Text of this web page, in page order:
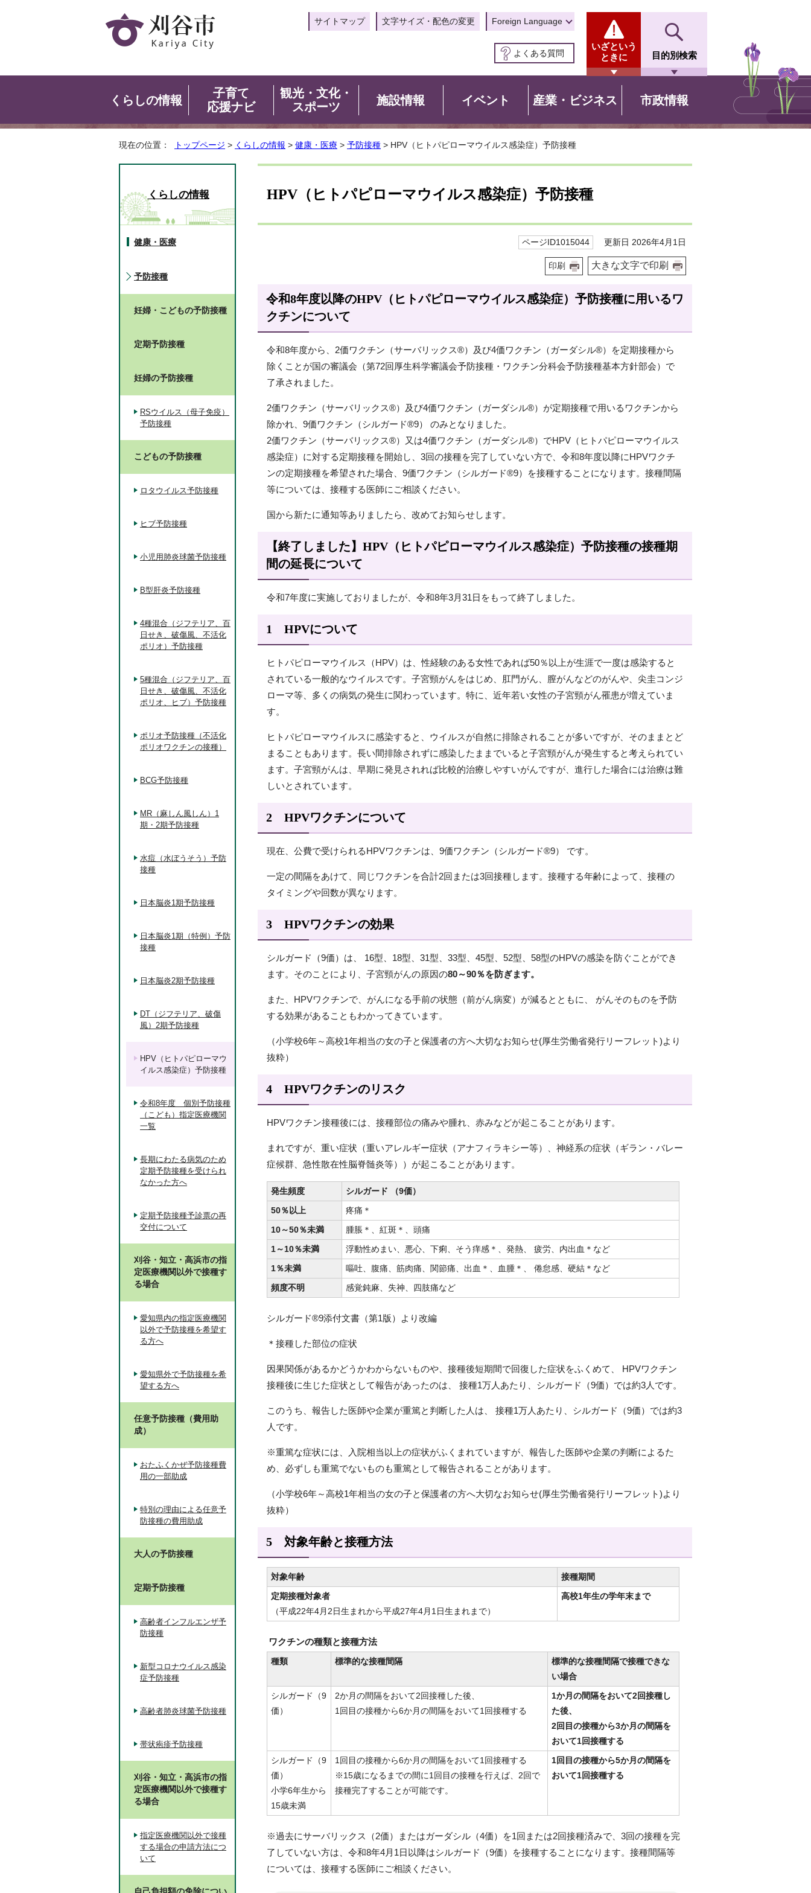
サイトマップ 文字サイズ・配色の変更 Foreign Language
よくある質問
いざという
ときに
目的別検索
くらしの情報
子育て
応援ナビ
観光・文化・
スポーツ
施設情報 イベント 産業・ビジネス 市政情報
現在の位置： トップページ > くらしの情報 > 健康・医療 > 予防接種 > HPV（ヒトパピローマウイルス感染症）予防接種
HPV（ヒトパピローマウイルス感染症）予防接種
ページID1015044 更新日 2026年4月1日
印刷 大きな文字で印刷
令和8年度以降のHPV（ヒトパピローマウイルス感染症）予防接種に用いるワ
クチンについて
令和8年度から、2価ワクチン（サーバリックス®）及び4価ワクチン（ガーダシル®）を定期接種から
除くことが国の審議会（第72回厚生科学審議会予防接種・ワクチン分科会予防接種基本方針部会）で
了承されました。
2価ワクチン（サーバリックス®）及び4価ワクチン（ガーダシル®）が定期接種で用いるワクチンから
除かれ、9価ワクチン（シルガード®9） のみとなりました。
2価ワクチン（サーバリックス®）又は4価ワクチン（ガーダシル®）でHPV（ヒトパピローマウイルス
感染症）に対する定期接種を開始し、3回の接種を完了していない方で、令和8年度以降にHPVワクチ
ンの定期接種を希望された場合、9価ワクチン（シルガード®9）を接種することになります。接種間隔
等については、接種する医師にご相談ください。
国から新たに通知等ありましたら、改めてお知らせします。
【終了しました】HPV（ヒトパピローマウイルス感染症）予防接種の接種期
間の延長について
令和7年度に実施しておりましたが、令和8年3月31日をもって終了しました。
1 HPVについて
ヒトパピローマウイルス（HPV）は、性経験のある女性であれば50％以上が生涯で一度は感染すると
されている一般的なウイルスです。子宮頸がんをはじめ、肛門がん、膣がんなどのがんや、尖圭コンジ
ローマ等、多くの病気の発生に関わっています。特に、近年若い女性の子宮頸がん罹患が増えていま
す。
ヒトパピローマウイルスに感染すると、ウイルスが自然に排除されることが多いですが、そのままとど
まることもあります。長い間排除されずに感染したままでいると子宮頸がんが発生すると考えられてい
ます。子宮頸がんは、早期に発見されれば比較的治療しやすいがんですが、進行した場合には治療は難
しいとされています。
2 HPVワクチンについて
現在、公費で受けられるHPVワクチンは、9価ワクチン（シルガード®9） です。
一定の間隔をあけて、同じワクチンを合計2回または3回接種します。接種する年齢によって、接種の
タイミングや回数が異なります。
3 HPVワクチンの効果
シルガード（9価）は、 16型、18型、31型、33型、45型、52型、58型のHPVの感染を防ぐことができ
ます。そのことにより、子宮頸がんの原因の80～90％を防ぎます。
また、HPVワクチンで、がんになる手前の状態（前がん病変）が減るとともに、 がんそのものを予防
する効果があることもわかってきています。
（小学校6年～高校1年相当の女の子と保護者の方へ大切なお知らせ(厚生労働省発行リーフレット)より
抜粋）
4 HPVワクチンのリスク
HPVワクチン接種後には、接種部位の痛みや腫れ、赤みなどが起こることがあります。
まれですが、重い症状（重いアレルギー症状（アナフィラキシー等）、神経系の症状（ギラン・バレー
症候群、急性散在性脳脊髄炎等））が起こることがあります。
発生頻度
シルガード （9価）
50％以上
疼痛＊
10～50％未満
腫脹＊、紅斑＊、頭痛
1～10％未満
浮動性めまい、悪心、下痢、そう痒感＊、発熱、 疲労、内出血＊など
1％未満
嘔吐、腹痛、筋肉痛、関節痛、出血＊、血腫＊、 倦怠感、硬結＊など
頻度不明
感覚鈍麻、失神、四肢痛など
シルガード®9添付文書（第1版）より改編
＊接種した部位の症状
因果関係があるかどうかわからないものや、接種後短期間で回復した症状をふくめて、 HPVワクチン
接種後に生じた症状として報告があったのは、 接種1万人あたり、シルガード（9価）では約3人です。
このうち、報告した医師や企業が重篤と判断した人は、 接種1万人あたり、シルガード（9価）では約3
人です。
※重篤な症状には、入院相当以上の症状がふくまれていますが、報告した医師や企業の判断によるた
め、必ずしも重篤でないものも重篤として報告されることがあります。
（小学校6年～高校1年相当の女の子と保護者の方へ大切なお知らせ(厚生労働省発行リーフレット)より
抜粋）
5 対象年齢と接種方法
対象年齢
接種期間
定期接種対象者
（平成22年4月2日生まれから平成27年4月1日生まれまで）
高校1年生の学年末まで
ワクチンの種類と接種方法
種類 標準的な接種間隔
標準的な接種間隔で接種できな
い場合
シルガード（9
価）
2か月の間隔をおいて2回接種した後、
1回目の接種から6か月の間隔をおいて1回接種する
1か月の間隔をおいて2回接種し
た後、
2回目の接種から3か月の間隔を
おいて1回接種する
シルガード（9
価）
小学6年生から
15歳未満
1回目の接種から6か月の間隔をおいて1回接種する
※15歳になるまでの間に1回目の接種を行えば、2回で
接種完了することが可能です。
1回目の接種から5か月の間隔を
おいて1回接種する
※過去にサーバリックス（2価）またはガーダシル（4価）を1回または2回接種済みで、3回の接種を完
了していない方は、令和8年4月1日以降はシルガード（9価）を接種することになります。接種間隔等
については、接種する医師にご相談ください。
くらしの情報
健康・医療
予防接種
妊婦・こどもの予防接種
定期予防接種
妊婦の予防接種
RSウイルス（母子免疫）
予防接種
こどもの予防接種
ロタウイルス予防接種
ヒブ予防接種
小児用肺炎球菌予防接種
B型肝炎予防接種
4種混合（ジフテリア、百
日せき、破傷風、不活化
ポリオ）予防接種
5種混合（ジフテリア、百
日せき、破傷風、不活化
ポリオ、ヒブ）予防接種
ポリオ予防接種（不活化
ポリオワクチンの接種）
BCG予防接種
MR（麻しん風しん）1
期・2期予防接種
水痘（水ぼうそう）予防
接種
日本脳炎1期予防接種
日本脳炎1期（特例）予防
接種
日本脳炎2期予防接種
DT（ジフテリア、破傷
風）2期予防接種
HPV（ヒトパピローマウ
イルス感染症）予防接種
令和8年度 個別予防接種
（こども）指定医療機関
一覧
長期にわたる病気のため
定期予防接種を受けられ
なかった方へ
定期予防接種予診票の再
交付について
刈谷・知立・高浜市の指
定医療機関以外で接種す
る場合
愛知県内の指定医療機関
以外で予防接種を希望す
る方へ
愛知県外で予防接種を希
望する方へ
任意予防接種（費用助
成）
おたふくかぜ予防接種費
用の一部助成
特別の理由による任意予
防接種の費用助成
大人の予防接種
定期予防接種
高齢者インフルエンザ予
防接種
新型コロナウイルス感染
症予防接種
高齢者肺炎球菌予防接種
帯状疱疹予防接種
刈谷・知立・高浜市の指
定医療機関以外で接種す
る場合
指定医療機関以外で接種
する場合の申請方法につ
いて